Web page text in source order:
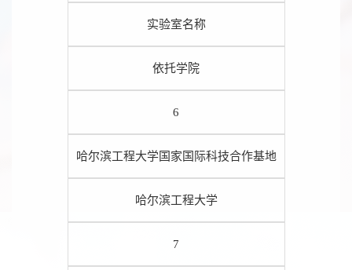
实验室名称
依托学院
6
哈尔滨工程大学国家国际科技合作基地
哈尔滨工程大学
7